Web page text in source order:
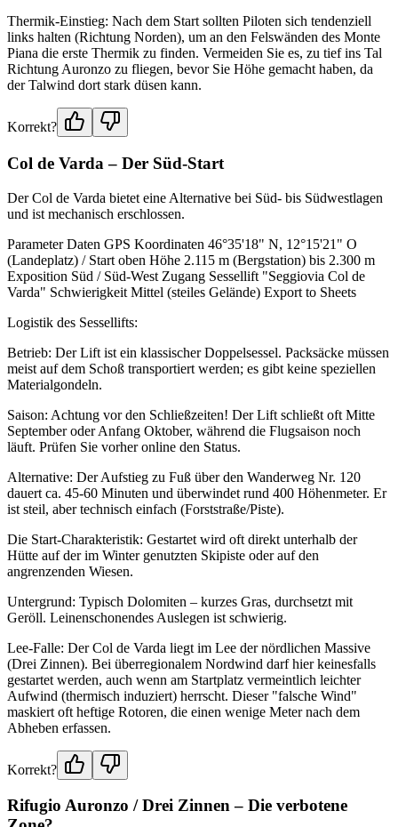
Thermik-Einstieg: Nach dem Start sollten Piloten sich tendenziell
links halten (Richtung Norden), um an den Felswänden des Monte
Piana die erste Thermik zu finden. Vermeiden Sie es, zu tief ins Tal
Richtung Auronzo zu fliegen, bevor Sie Höhe gemacht haben, da
der Talwind dort stark düsen kann.
Korrekt?
Col de Varda – Der Süd-Start
Der Col de Varda bietet eine Alternative bei Süd- bis Südwestlagen
und ist mechanisch erschlossen.
Parameter Daten GPS Koordinaten 46°35'18" N, 12°15'21" O
(Landeplatz) / Start oben Höhe 2.115 m (Bergstation) bis 2.300 m
Exposition Süd / Süd-West Zugang Sessellift "Seggiovia Col de
Varda" Schwierigkeit Mittel (steiles Gelände) Export to Sheets
Logistik des Sessellifts:
Betrieb: Der Lift ist ein klassischer Doppelsessel. Packsäcke müssen
meist auf dem Schoß transportiert werden; es gibt keine speziellen
Materialgondeln.
Saison: Achtung vor den Schließzeiten! Der Lift schließt oft Mitte
September oder Anfang Oktober, während die Flugsaison noch
läuft. Prüfen Sie vorher online den Status.
Alternative: Der Aufstieg zu Fuß über den Wanderweg Nr. 120
dauert ca. 45-60 Minuten und überwindet rund 400 Höhenmeter. Er
ist steil, aber technisch einfach (Forststraße/Piste).
Die Start-Charakteristik: Gestartet wird oft direkt unterhalb der
Hütte auf der im Winter genutzten Skipiste oder auf den
angrenzenden Wiesen.
Untergrund: Typisch Dolomiten – kurzes Gras, durchsetzt mit
Geröll. Leinenschonendes Auslegen ist schwierig.
Lee-Falle: Der Col de Varda liegt im Lee der nördlichen Massive
(Drei Zinnen). Bei überregionalem Nordwind darf hier keinesfalls
gestartet werden, auch wenn am Startplatz vermeintlich leichter
Aufwind (thermisch induziert) herrscht. Dieser "falsche Wind"
maskiert oft heftige Rotoren, die einen wenige Meter nach dem
Abheben erfassen.
Korrekt?
Rifugio Auronzo / Drei Zinnen – Die verbotene